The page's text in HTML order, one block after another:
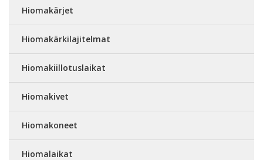
Hiomakärjet
Hiomakärkilajitelmat
Hiomakiillotuslaikat
Hiomakivet
Hiomakoneet
Hiomalaikat